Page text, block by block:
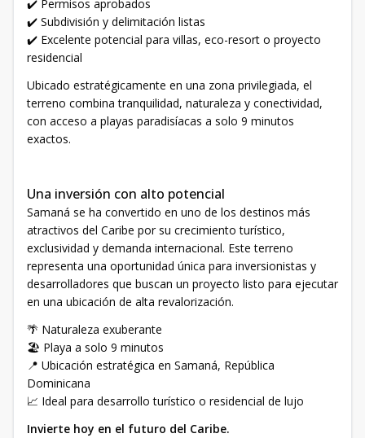
✔️ Permisos aprobados
✔️ Subdivisión y delimitación listas
✔️ Excelente potencial para villas, eco-resort o proyecto
residencial
Ubicado estratégicamente en una zona privilegiada, el
terreno combina tranquilidad, naturaleza y conectividad,
con acceso a playas paradisíacas a solo 9 minutos
exactos.
Una inversión con alto potencial
Samaná se ha convertido en uno de los destinos más
atractivos del Caribe por su crecimiento turístico,
exclusividad y demanda internacional. Este terreno
representa una oportunidad única para inversionistas y
desarrolladores que buscan un proyecto listo para ejecutar
en una ubicación de alta revalorización.
🌴 Naturaleza exuberante
🏖️ Playa a solo 9 minutos
📍 Ubicación estratégica en Samaná, República
Dominicana
📈 Ideal para desarrollo turístico o residencial de lujo
Invierte hoy en el futuro del Caribe.